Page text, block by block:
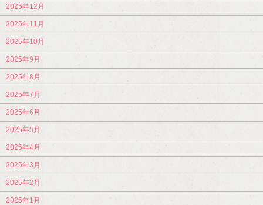
2025年12月
2025年11月
2025年10月
2025年9月
2025年8月
2025年7月
2025年6月
2025年5月
2025年4月
2025年3月
2025年2月
2025年1月